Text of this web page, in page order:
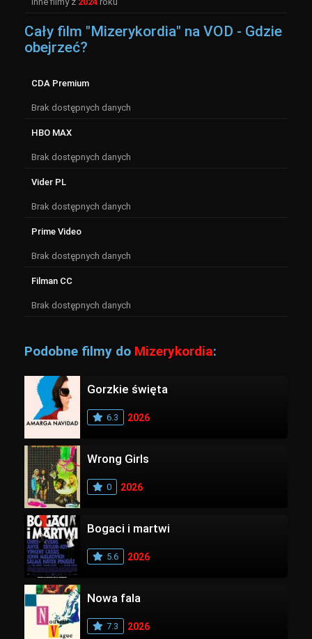
Cały film "Mizerykordia" na VOD - Gdzie
obejrzeć?
CDA Premium
Brak dostępnych danych
HBO MAX
Brak dostępnych danych
Vider PL
Brak dostępnych danych
Prime Video
Brak dostępnych danych
Filman CC
Brak dostępnych danych
Podobne filmy do Mizerykordia:
Gorzkie święta
6.3 2026
Wrong Girls
0 2026
Bogaci i martwi
5.6 2026
Nowa fala
7.3 2026